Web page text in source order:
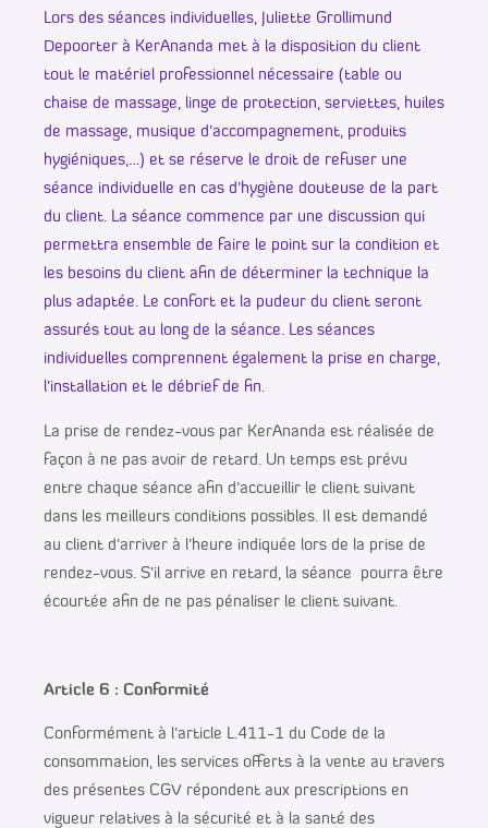
Lors des séances individuelles, Juliette Grollimund
Depoorter à KerAnanda met à la disposition du client
tout le matériel professionnel nécessaire (table ou
chaise de massage, linge de protection, serviettes, huiles
de massage, musique d’accompagnement, produits
hygiéniques,…) et se réserve le droit de refuser une
séance individuelle en cas d’hygiène douteuse de la part
du client. La séance commence par une discussion qui
permettra ensemble de faire le point sur la condition et
les besoins du client afin de déterminer la technique la
plus adaptée. Le confort et la pudeur du client seront
assurés tout au long de la séance. Les séances
individuelles comprennent également la prise en charge,
l’installation et le débrief de fin.
La prise de rendez-vous par KerAnanda est réalisée de
façon à ne pas avoir de retard. Un temps est prévu
entre chaque séance afin d’accueillir le client suivant
dans les meilleurs conditions possibles. Il est demandé
au client d’arriver à l’heure indiquée lors de la prise de
rendez-vous. S’il arrive en retard, la séance pourra être
écourtée afin de ne pas pénaliser le client suivant.
Article 6 : Conformité
Conformément à l’article L.411-1 du Code de la
consommation, les services offerts à la vente au travers
des présentes CGV répondent aux prescriptions en
vigueur relatives à la sécurité et à la santé des